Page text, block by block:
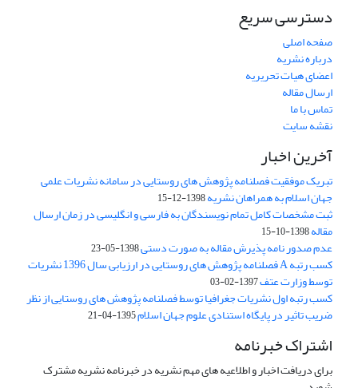
دسترسی سریع
صفحه اصلی
درباره نشریه
اعضای هیات تحریریه
ارسال مقاله
تماس با ما
نقشه سایت
آخرین اخبار
تبریک موفقیت فصلنامه پژوهش های روستایی در سامانه نشریات علمی
جهان اسلام به همراهان نشریه1398-12-15
ثبت مشخصات کامل تمام نویسندگان به فارسی و انگلیسی در زمان ارسال
مقاله1398-10-15
عدم صدور نامه پذیرش مقاله به صورت دستی1398-05-23
کسب رتبه A فصلنامه پژوهش های روستایی در ارزیابی سال 1396 نشریات
توسط وزارت عتف1397-02-03
کسب رتبه اول نشریات جغرافیا توسط فصلنامه پژوهش های روستایی از نظر
ضریب تاثیر در پایگاه استنادی علوم جهان اسلام1395-04-21
اشتراک خبرنامه
برای دریافت اخبار و اطلاعیه های مهم نشریه در خبرنامه نشریه مشترک